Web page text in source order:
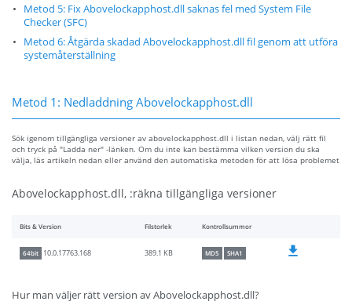
Metod 5: Fix Abovelockapphost.dll saknas fel med System File
Checker (SFC)
Metod 6: Åtgärda skadad Abovelockapphost.dll fil genom att utföra
systemåterställning
Metod 1: Nedladdning Abovelockapphost.dll
Sök igenom tillgängliga versioner av abovelockapphost.dll i listan nedan, välj rätt fil
och tryck på "Ladda ner" -länken. Om du inte kan bestämma vilken version du ska
välja, läs artikeln nedan eller använd den automatiska metoden för att lösa problemet
Abovelockapphost.dll, :räkna tillgängliga versioner
Bits & Version Filstorlek Kontrollsummor
64bit 10.0.17763.168 389.1 KB MD5 SHA1
Hur man väljer rätt version av Abovelockapphost.dll?